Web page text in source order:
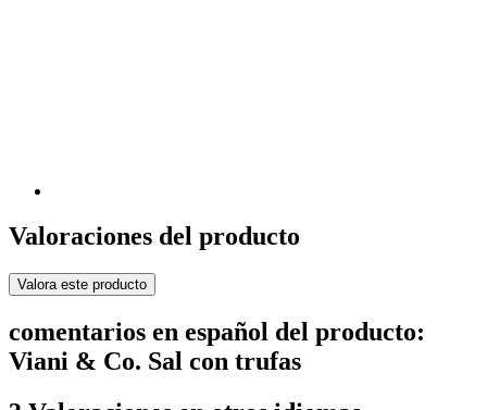
Valoraciones del producto
Valora este producto
comentarios en español del producto:
Viani & Co. Sal con trufas